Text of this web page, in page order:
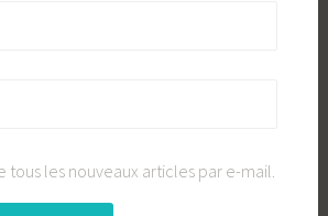
tous les nouveaux articles par e-mail.